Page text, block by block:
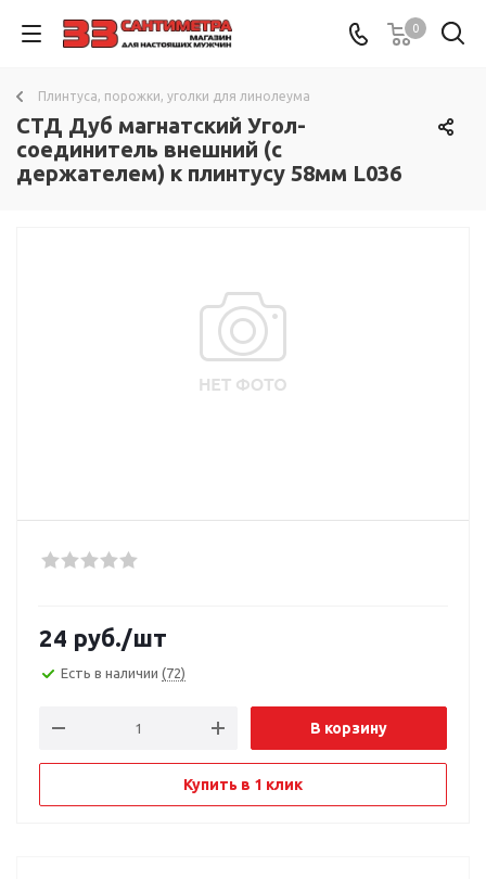
0
Плинтуса, порожки, уголки для линолеума
СТД Дуб магнатский Угол-
соединитель внешний (с
держателем) к плинтусу 58мм L036
24 руб./шт
Есть в наличии (72)
В корзину
Купить в 1 клик